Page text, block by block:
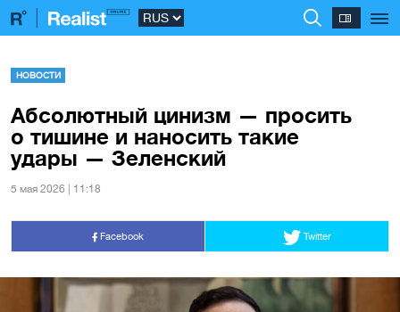
НОВОСТИ
Абсолютный цинизм — просить
о тишине и наносить такие
удары — Зеленский
5 мая 2026 | 11:18
Facebook Twitter